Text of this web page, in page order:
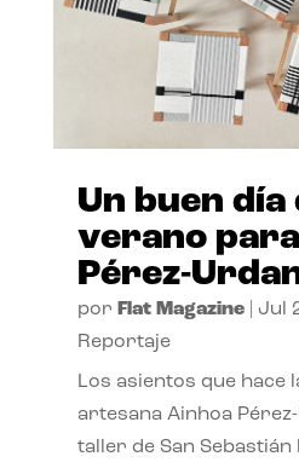
Un buen día
verano
Pérez-
por Flat Magazine| Jul
Reportaje
Los asientos que hace
artesana Ainhoa
taller de San